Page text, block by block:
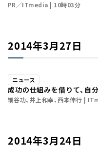
PR／ITmedia 10時03分
2014年3月27日
ニュース
成功の仕組みを借りて、自
細谷功、井上和幸、西本伸行
2014年3月24日